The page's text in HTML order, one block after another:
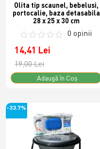
Olita tip scaunel, bebelusi,
portocalie, baza detasabila
28 x 25 x 30 cm
0 opinii
14,41 Lei
19,00 Lei
Adaugă în Coş
-33.7%